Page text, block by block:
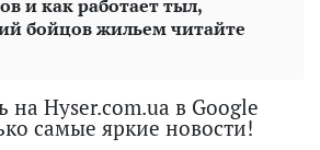
и как работает тыл,
бойцов жильем читайте
Hyser.com.ua в Google
самые яркие новости!